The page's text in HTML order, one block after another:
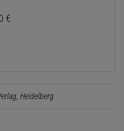
€
Heidelberg